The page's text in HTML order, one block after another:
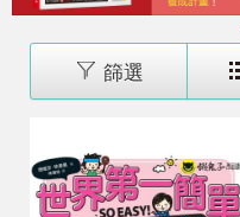
篩選